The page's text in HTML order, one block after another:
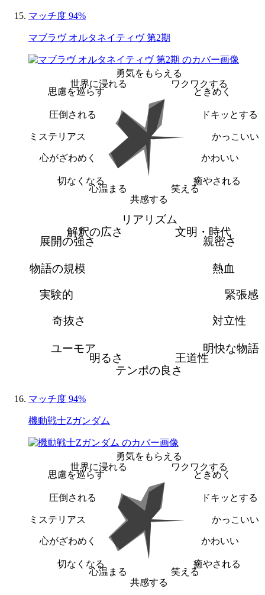
マッチ度 94%
マブラヴ オルタネイティヴ 第2期
勇気をもらえる
ワクワクする
ときめく
ドキッとする
かっこいい
かわいい
癒やされる
笑える
共感する
心温まる
切なくなる
心がざわめく
ミステリアス
圧倒される
思慮を巡らす
世界に浸れる
リアリズム
文明・時代
親密さ
熱血
緊張感
対立性
明快な物語
王道性
テンポの良さ
明るさ
ユーモア
奇抜さ
実験的
物語の規模
展開の強さ
解釈の広さ
マッチ度 94%
機動戦士Zガンダム
勇気をもらえる
ワクワクする
ときめく
ドキッとする
かっこいい
かわいい
癒やされる
笑える
共感する
心温まる
切なくなる
心がざわめく
ミステリアス
圧倒される
思慮を巡らす
世界に浸れる